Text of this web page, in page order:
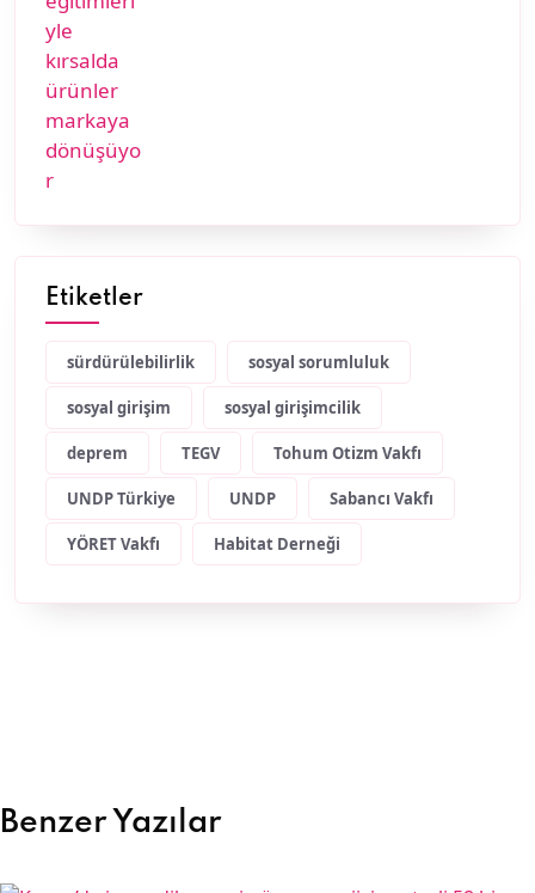
Etiketler
sürdürülebilirlik sosyal sorumluluk
sosyal girişim sosyal girişimcilik
deprem TEGV Tohum Otizm Vakfı
UNDP Türkiye UNDP Sabancı Vakfı
YÖRET Vakfı Habitat Derneği
Benzer Yazılar